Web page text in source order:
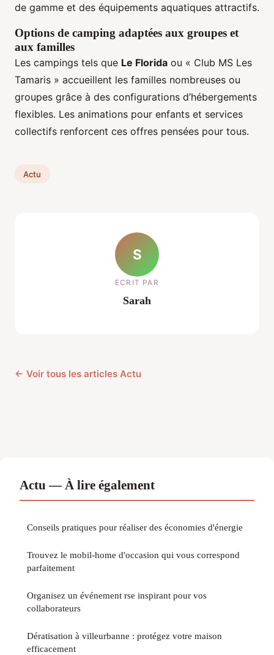
de gamme et des équipements aquatiques attractifs.
Options de camping adaptées aux groupes et
aux familles
Les campings tels que Le Florida ou « Club MS Les
Tamaris » accueillent les familles nombreuses ou
groupes grâce à des configurations d’hébergements
flexibles. Les animations pour enfants et services
collectifs renforcent ces offres pensées pour tous.
Actu
S
ECRIT PAR
Sarah
← Voir tous les articles Actu
Actu — À lire également
Conseils pratiques pour réaliser des économies d'énergie
Trouvez le mobil-home d'occasion qui vous correspond
parfaitement
Organisez un événement rse inspirant pour vos
collaborateurs
Dératisation à villeurbanne : protégez votre maison
efficacement